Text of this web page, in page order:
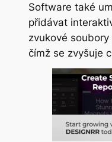
Software také
přidávat
zvukové
čímž se zvyšuje